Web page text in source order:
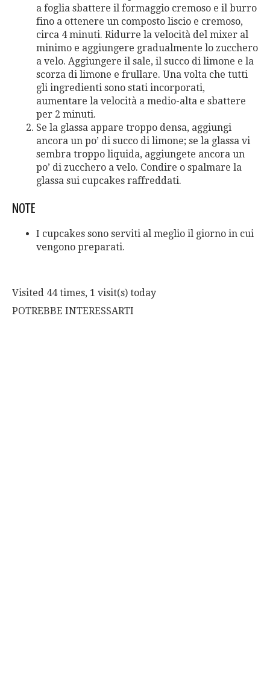
a foglia sbattere il formaggio cremoso e il burro
fino a ottenere un composto liscio e cremoso,
circa 4 minuti. Ridurre la velocità del mixer al
minimo e aggiungere gradualmente lo zucchero
a velo. Aggiungere il sale, il succo di limone e la
scorza di limone e frullare. Una volta che tutti
gli ingredienti sono stati incorporati,
aumentare la velocità a medio-alta e sbattere
per 2 minuti.
Se la glassa appare troppo densa, aggiungi
ancora un po’ di succo di limone; se la glassa vi
sembra troppo liquida, aggiungete ancora un
po’ di zucchero a velo. Condire o spalmare la
glassa sui cupcakes raffreddati.
NOTE
I cupcakes sono serviti al meglio il giorno in cui
vengono preparati.
Visited 44 times, 1 visit(s) today
POTREBBE INTERESSARTI